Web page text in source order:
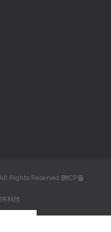
Rights Reserved 陕ICP备
科技